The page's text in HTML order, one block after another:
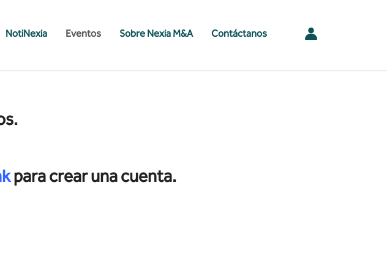
NotiNexia Eventos Sobre Nexia M&A Contáctanos
para crear una cuenta.